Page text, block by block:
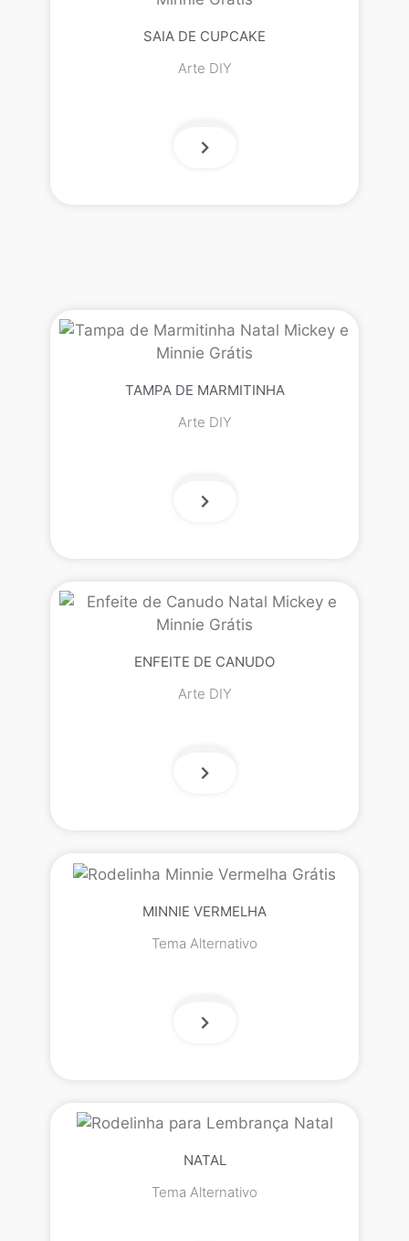
SAIA DE CUPCAKE
Arte DIY
TAMPA DE MARMITINHA
Arte DIY
ENFEITE DE CANUDO
Arte DIY
MINNIE VERMELHA
Tema Alternativo
NATAL
Tema Alternativo